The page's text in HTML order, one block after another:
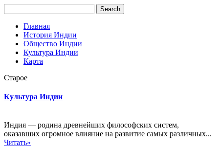
Главная
История Индии
Общество Индии
Культура Индии
Карта
Старое
Культура Индии
Индия — родина древнейших философских систем,
оказавших огромное влияние на развитие самых различных...
Читать»